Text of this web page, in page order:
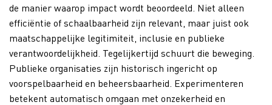
de manier waarop impact wordt beoordeeld. Niet alleen
efficiëntie of schaalbaarheid zijn relevant, maar juist ook
maatschappelijke legitimiteit, inclusie en publieke
verantwoordelijkheid. Tegelijkertijd schuurt die beweging.
Publieke organisaties zijn historisch ingericht op
voorspelbaarheid en beheersbaarheid. Experimenteren
betekent automatisch omgaan met onzekerheid en